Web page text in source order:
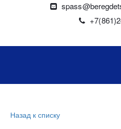
Назад к списку